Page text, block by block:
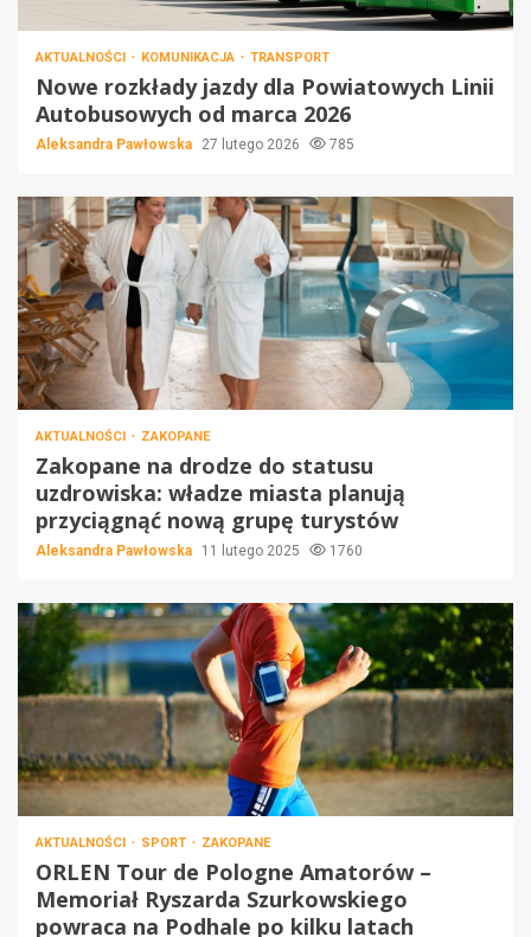
AKTUALNOŚCI KOMUNIKACJA TRANSPORT
Nowe rozkłady jazdy dla Powiatowych Linii
Autobusowych od marca 2026
Aleksandra Pawłowska 27 lutego 2026 785
AKTUALNOŚCI ZAKOPANE
Zakopane na drodze do statusu
uzdrowiska: władze miasta planują
przyciągnąć nową grupę turystów
Aleksandra Pawłowska 11 lutego 2025 1760
AKTUALNOŚCI SPORT ZAKOPANE
ORLEN Tour de Pologne Amatorów –
Memoriał Ryszarda Szurkowskiego
powraca na Podhale po kilku latach